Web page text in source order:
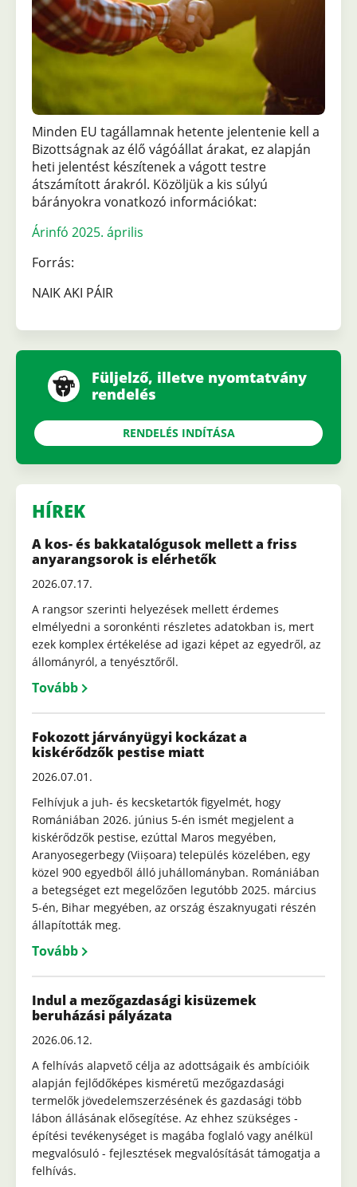
Minden EU tagállamnak hetente jelentenie kell a
Bizottságnak az élő vágóállat árakat, ez alapján
heti jelentést készítenek a vágott testre
átszámított árakról. Közöljük a kis súlyú
bárányokra vonatkozó információkat:
Fájl
Árinfó 2025. április
Forrás:
NAIK AKI PÁIR
Füljelző, illetve nyomtatvány
rendelés
RENDELÉS INDÍTÁSA
HÍREK
A kos- és bakkatalógusok mellett a friss
anyarangsorok is elérhetők
2026.07.17.
A rangsor szerinti helyezések mellett érdemes
elmélyedni a soronkénti részletes adatokban is, mert
ezek komplex értékelése ad igazi képet az egyedről, az
állományról, a tenyésztőről.
Tovább
Fokozott járványügyi kockázat a
kiskérődzők pestise miatt
2026.07.01.
Felhívjuk a juh- és kecsketartók figyelmét, hogy
Romániában 2026. június 5-én ismét megjelent a
kiskérődzők pestise, ezúttal Maros megyében,
Aranyosegerbegy (Viișoara) település közelében, egy
közel 900 egyedből álló juhállományban. Romániában
a betegséget ezt megelőzően legutóbb 2025. március
5-én, Bihar megyében, az ország északnyugati részén
állapították meg.
Tovább
Indul a mezőgazdasági kisüzemek
beruházási pályázata
2026.06.12.
A felhívás alapvető célja az adottságaik és ambícióik
alapján fejlődőképes kisméretű mezőgazdasági
termelők jövedelemszerzésének és gazdasági több
lábon állásának elősegítése. Az ehhez szükséges -
építési tevékenységet is magába foglaló vagy anélkül
megvalósuló - fejlesztések megvalósítását támogatja a
felhívás.